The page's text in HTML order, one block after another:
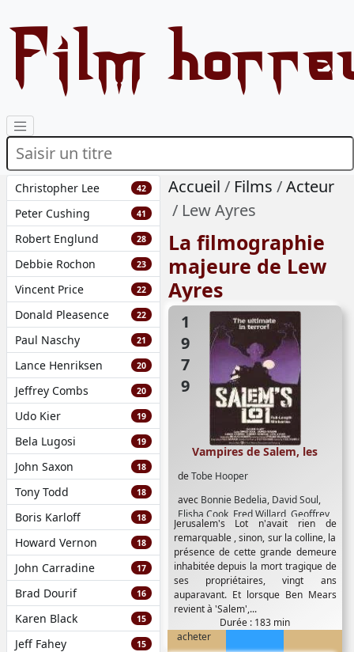
Film
Christopher Lee 42
Peter Cushing 41
Robert Englund 28
Debbie Rochon 23
Vincent Price 22
Donald Pleasence 22
Paul Naschy 21
Lance Henriksen 20
Jeffrey Combs 20
Udo Kier 19
Bela Lugosi 19
John Saxon 18
Tony Todd 18
Boris Karloff 18
Howard Vernon 18
John Carradine 17
Brad Dourif 16
Karen Black 15
Jeff Fahey 15
Accueil Films
Acteur
Lew Ayres
La filmographie
majeure de Lew
Ayres
1979
deTobe Hooper
avec Bonnie Bedelia, David Soul,
Elisha Cook, Fred Willard, Geoffrey
Lewis,George Dzundza,James
Mason,Jr.,Julie Cobb ,Lance Kerwin,
Lew Ayres
Vampires de Salem, les
Jerusalem's Lot n'avait rien de
remarquable , sinon, sur la colline, la
présence de cette grande demeure
inhabitée depuis la mort tragique de
ses propriétaires, vingt ans
auparavant. Et lorsque Ben Mears
revient à 'Salem',...
Durée : 183 min
acheter